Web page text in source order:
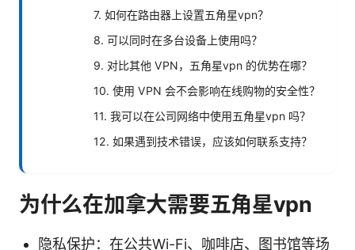
7. 如何在路由器上设置五角星vpn？
8. 可以同时在多台设备上使用吗？
9. 对比其他 VPN，五角星vpn 的优势在哪？
10. 使用 VPN 会不会影响在线购物的安全性？
11. 我可以在公司网络中使用五角星vpn 吗？
12. 如果遇到技术错误，应该如何联系支持？
为什么在加拿大需要五角星vpn
隐私保护：在公共Wi-Fi、咖啡店、图书馆等场